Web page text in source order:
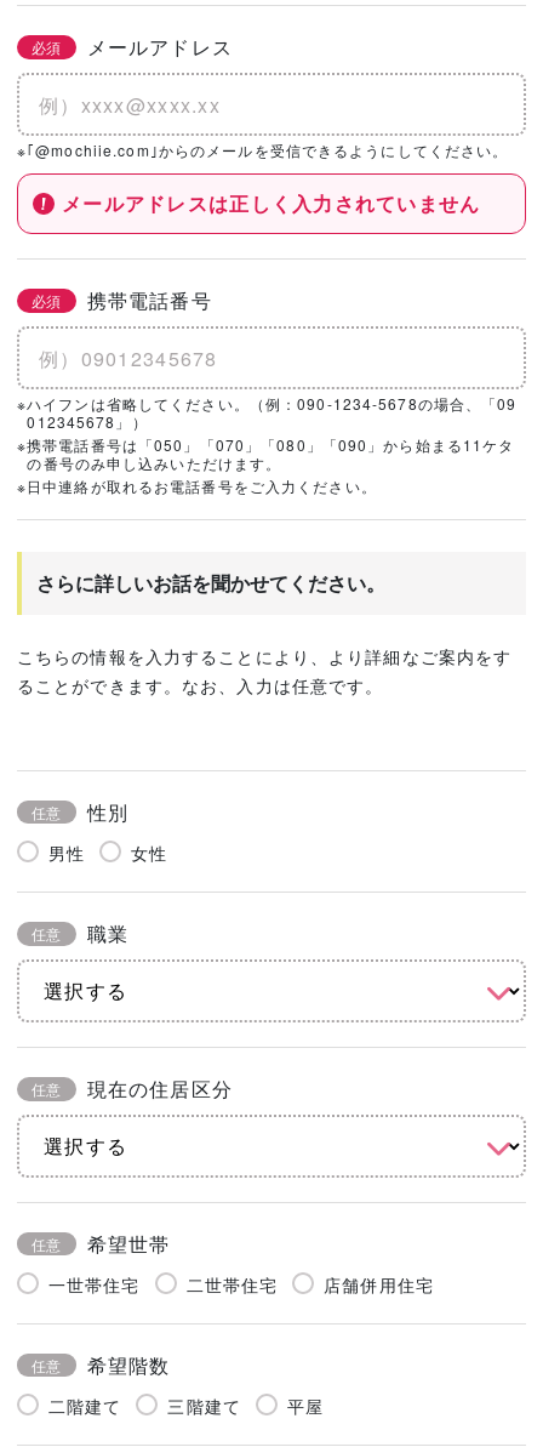
必須 メールアドレス
※｢@mochiie.com｣からのメールを受信できるようにしてください。
メールアドレスは正しく入力されていません
必須 携帯電話番号
※ハイフンは省略してください。（例：090-1234-5678の場合、「09
012345678」）
※携帯電話番号は「050」「070」「080」「090」から始まる11ケタ
の番号のみ申し込みいただけます。
※日中連絡が取れるお電話番号をご入力ください。
さらに詳しいお話を聞かせてください。
こちらの情報を入力することにより、より詳細なご案内をす
ることができます。なお、入力は任意です。
任意 性別
男性 女性
任意 職業
任意 現在の住居区分
任意 希望世帯
一世帯住宅 二世帯住宅 店舗併用住宅
任意 希望階数
二階建て 三階建て 平屋